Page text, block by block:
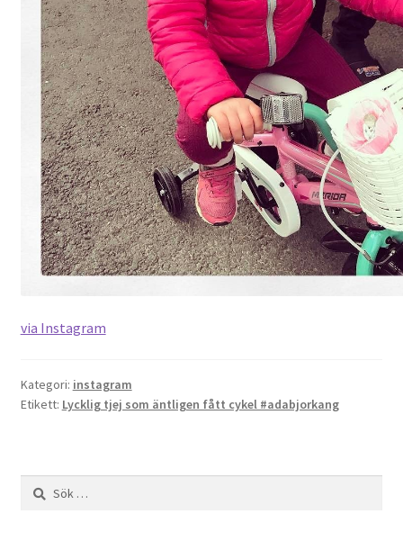
via Instagram
Kategori: instagram
Etikett: Lycklig tjej som äntligen fått cykel #adabjorkang
Sök
efter: